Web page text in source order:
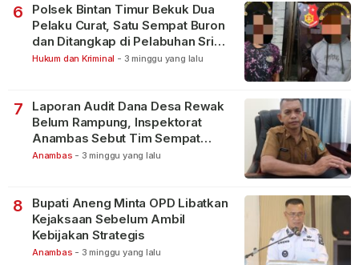
6
Polsek Bintan Timur Bekuk Dua
Pelaku Curat, Satu Sempat Buron
dan Ditangkap di Pelabuhan Sri
Bintan Pura
Hukum dan Kriminal - 3 minggu yang lalu
7
Laporan Audit Dana Desa Rewak
Belum Rampung, Inspektorat
Anambas Sebut Tim Sempat
Terbagi Tangani Kasus Lain
Anambas - 3 minggu yang lalu
8
Bupati Aneng Minta OPD Libatkan
Kejaksaan Sebelum Ambil
Kebijakan Strategis
Anambas - 3 minggu yang lalu